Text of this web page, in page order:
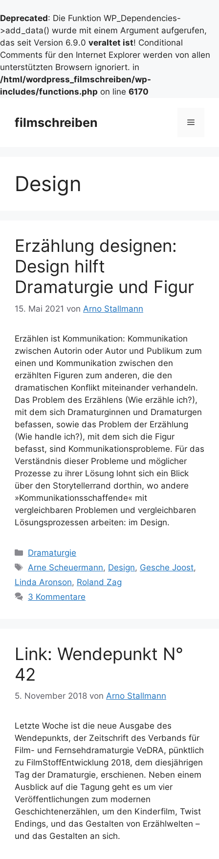
Deprecated: Die Funktion WP_Dependencies-
>add_data() wurde mit einem Argument aufgerufen,
das seit Version 6.9.0 veraltet ist! Conditional
Comments für den Internet Explorer werden von allen
unterstützten Browsern ignoriert. in
/html/wordpress_filmschreiben/wp-
includes/functions.php on line 6170
Inhalt
springen
filmschreiben Menü
Design
Erzählung designen:
Design hilft
Dramaturgie und Figur
15. Mai 2021 von Arno Stallmann
Erzählen ist Kommunikation: Kommunikation
zwischen Autorin oder Autor und Publikum zum
einen und Kommunikation zwischen den
erzählten Figuren zum anderen, die den
dramatischen Konflikt miteinander verhandeln.
Das Problem des Erzählens (Wie erzähle ich?),
mit dem sich Dramaturginnen und Dramaturgen
befassen, sowie das Problem der Erzählung
(Wie handle ich?), mit dem sich die Figur
befasst, sind Kommunikationsprobleme. Für das
Verständnis dieser Probleme und möglicher
Prozesse zu ihrer Lösung lohnt sich ein Blick
über den Storytellerrand dorthin, wo andere
»Kommunikationsschaffende« mit
vergleichbaren Problemen und vergleichbaren
Lösungsprozessen arbeiten: im Design.
Kategorien
Dramaturgie
Schlagwörter
Arne Scheuermann, Design, Gesche Joost,
Linda Aronson, Roland Zag
3 Kommentare
Link: Wendepunkt N°
42
5. November 2018 von Arno Stallmann
Letzte Woche ist die neue Ausgabe des
Wendepunkts, der Zeitschrift des Verbands für
Film- und Fernsehdramaturgie VeDRA, pünktlich
zu FilmStoffEntwicklung 2018, dem diesjährigen
Tag der Dramaturgie, erschienen. Neben einem
Ausblick auf die Tagung geht es um vier
Veröffentlichungen zum modernen
Geschichtenerzählen, um den Kinderfilm, Twist
Endings, und das Gestalten von Erzählwelten –
und das Gestalten an sich.